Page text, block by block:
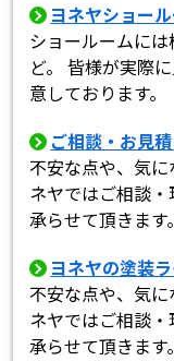
ヨネヤショー
ショールームに
ど。 皆様が実際
意しております。
ご相談・お見
不安な点や、気
ネヤではご相談
承らせて頂きます。
ヨネヤの塗装
不安な点や、気
ネヤではご相談
承らせて頂きます。